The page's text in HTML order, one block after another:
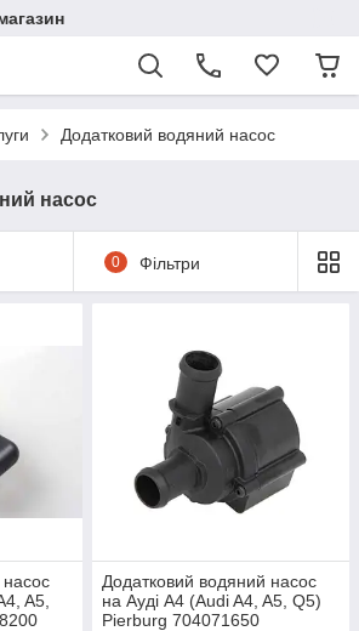
Додатковий водяний насос
насос
0 Фільтри
A5,
Додатковий водяний насос
на Ауді A4 (Audi A4, A5, Q5)
Pierburg 704071650